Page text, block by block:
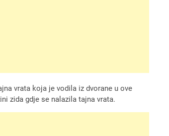
vrata koja je vodila iz dvorane u ove
zida gdje se nalazila tajna vrata.